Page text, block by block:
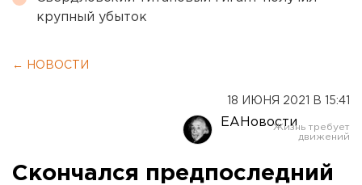
крупный убыток
← НОВОСТИ
18 ИЮНЯ 2021 В 15:41
ЕАНовости
Скончался предпоследний